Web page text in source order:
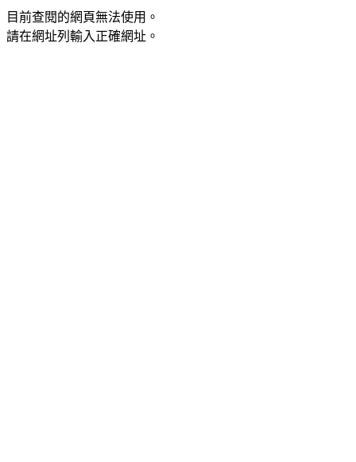
目前查閱的網頁無法使用。
請在網址列輸入正確網址。